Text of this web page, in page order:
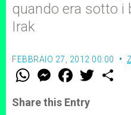
quando era sotto i
Irak
FEBBRAIO 27, 2012 00:00
W
t
s
M
e
s
e
F
a
e
b
w
Share this Entry